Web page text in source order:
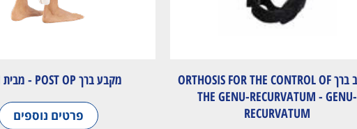
מייצב ברך ORTHOSIS FOR THE CONTROL OF
THE GENU-RECURVATUM - GENU-
RECURVATUM
מקבע ברך POST OP - מבית MEDI
פרטים נוספים